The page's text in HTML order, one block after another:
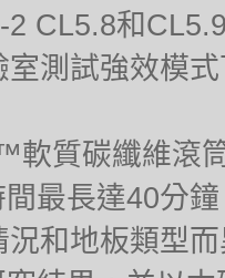
CL5.8和
室測試強效模
軟質碳纖維滾
最長達40分
況和地板類型